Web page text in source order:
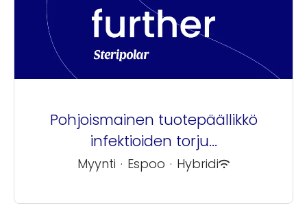
Pohjoismainen tuotepäällikkö
infektioiden torju...
Myynti · Espoo · Hybridi